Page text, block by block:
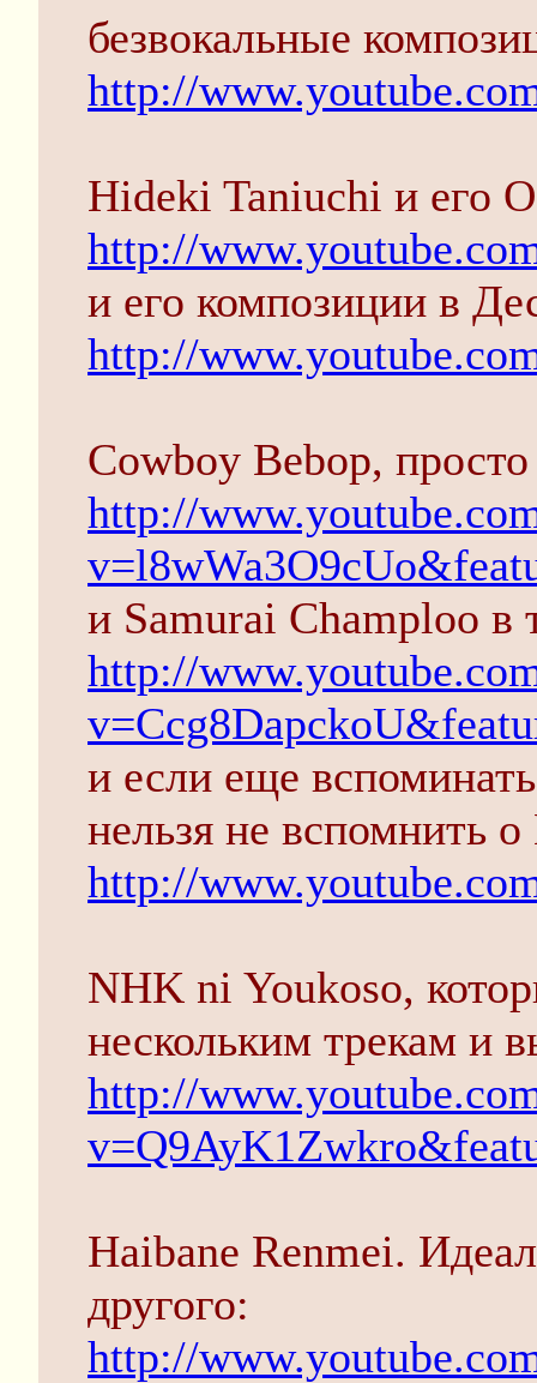
безвокальные
http://
Hideki Taniuchi и его
http://
и его композиции в
http://
Cowboy Bebop, просто
http://
и Samurai Champloo в
http://
и если еще
нельзя не вспомнить
http://
NHK ni Youkoso,
нескольким трекам и
http://
Haibane Renmei.
другого:
http://